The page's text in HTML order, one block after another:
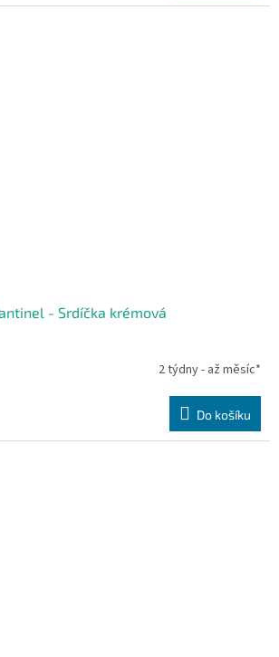
- Srdíčka krémová
2 týdny - až měsíc*
Do košíku